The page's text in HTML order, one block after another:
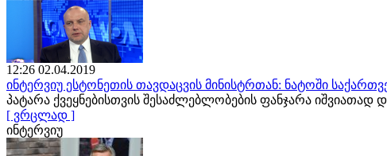
12:26 02.04.2019
ინტერვიუ ესტონეთის თავდაცვის მინისტრთან: ნატოში
პატარა ქვეყნებისთვის შესაძლებლობების ფანჯარა
[ ვრცლად ]
ინტერვიუ